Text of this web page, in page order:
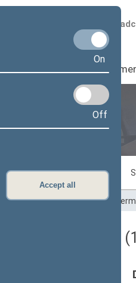
On
Off
Accept all
Scheduled
Seimas I
Plenary sittings
sittings>Parliamentary
klausimas